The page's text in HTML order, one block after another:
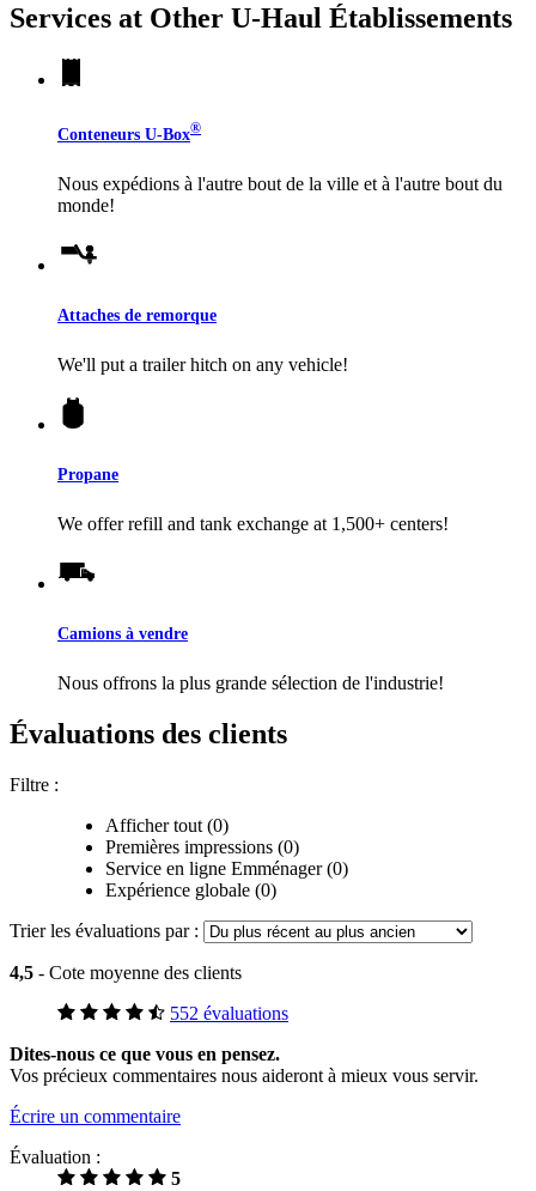
Services at Other U-Haul Établissements
Conteneurs U-Box®
Nous expédions à l'autre bout de la ville et à l'autre bout du
monde!
Attaches de remorque
We'll put a trailer hitch on any vehicle!
Propane
We offer refill and tank exchange at 1,500+ centers!
Camions à vendre
Nous offrons la plus grande sélection de l'industrie!
Évaluations des clients
Filtre :
Afficher tout (0)
Premières impressions (0)
Service en ligne Emménager (0)
Expérience globale (0)
Trier les évaluations par :
4,5 - Cote moyenne des clients
552 évaluations
Dites-nous ce que vous en pensez.
Vos précieux commentaires nous aideront à mieux vous servir.
Écrire un commentaire
Évaluation :
5